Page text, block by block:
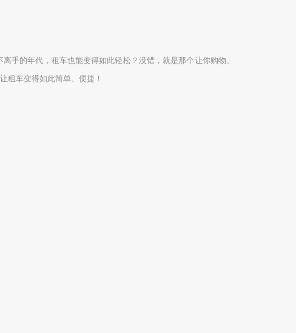
手的年代，租车也能变得如此轻松？没错，就是那个让你购物、
租车变得如此简单、便捷！